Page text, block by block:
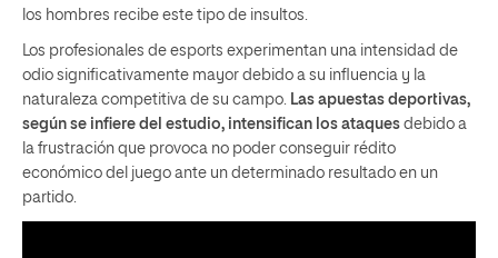
los hombres recibe este tipo de insultos.
Los profesionales de esports experimentan una intensidad de
odio significativamente mayor debido a su influencia y la
naturaleza competitiva de su campo. Las apuestas deportivas,
según se infiere del estudio, intensifican los ataques debido a
la frustración que provoca no poder conseguir rédito
económico del juego ante un determinado resultado en un
partido.